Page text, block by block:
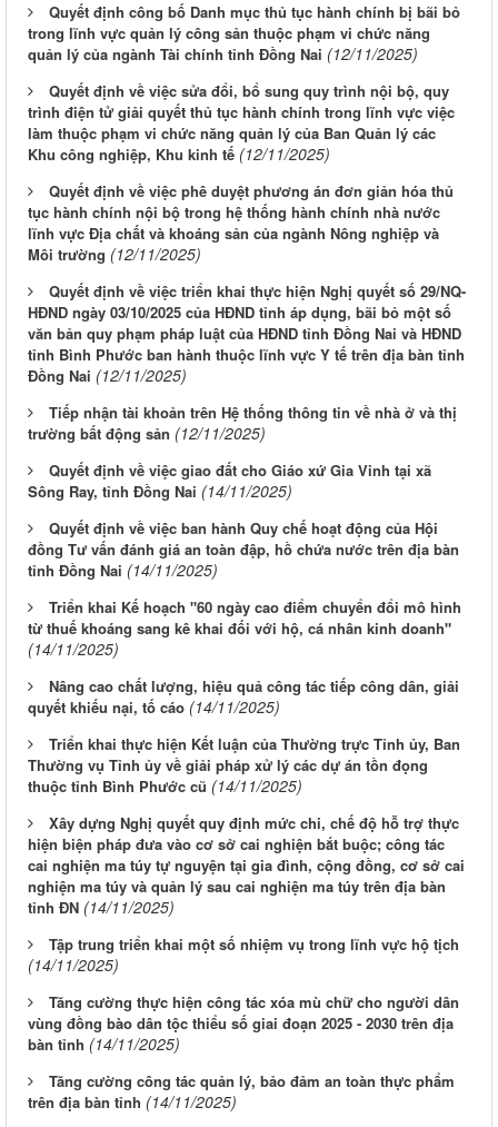
Quyết định công bố Danh mục thủ tục hành chính bị bãi bỏ
trong lĩnh vực quản lý công sản thuộc phạm vi chức năng
quản lý của ngành Tài chính tỉnh Đồng Nai (12/11/2025)
Quyết định về việc sửa đổi, bổ sung quy trình nội bộ, quy
trình điện tử giải quyết thủ tục hành chính trong lĩnh vực việc
làm thuộc phạm vi chức năng quản lý của Ban Quản lý các
Khu công nghiệp, Khu kinh tế (12/11/2025)
Quyết định về việc phê duyệt phương án đơn giản hóa thủ
tục hành chính nội bộ trong hệ thống hành chính nhà nước
lĩnh vực Địa chất và khoáng sản của ngành Nông nghiệp và
Môi trường (12/11/2025)
Quyết định về việc triển khai thực hiện Nghị quyết số 29/NQ-
HĐND ngày 03/10/2025 của HĐND tỉnh áp dụng, bãi bỏ một số
văn bản quy phạm pháp luật của HĐND tỉnh Đồng Nai và HĐND
tỉnh Bình Phước ban hành thuộc lĩnh vực Y tế trên địa bàn tỉnh
Đồng Nai (12/11/2025)
Tiếp nhận tài khoản trên Hệ thống thông tin về nhà ở và thị
trường bất động sản (12/11/2025)
Quyết định về việc giao đất cho Giáo xứ Gia Vinh tại xã
Sông Ray, tỉnh Đồng Nai (14/11/2025)
Quyết định về việc ban hành Quy chế hoạt động của Hội
đồng Tư vấn đánh giá an toàn đập, hồ chứa nước trên địa bàn
tỉnh Đồng Nai (14/11/2025)
Triển khai Kế hoạch "60 ngày cao điểm chuyển đổi mô hình
từ thuế khoáng sang kê khai đối với hộ, cá nhân kinh doanh"
(14/11/2025)
Nâng cao chất lượng, hiệu quả công tác tiếp công dân, giải
quyết khiếu nại, tố cáo (14/11/2025)
Triển khai thực hiện Kết luận của Thường trực Tỉnh ủy, Ban
Thường vụ Tỉnh ủy về giải pháp xử lý các dự án tồn đọng
thuộc tỉnh Bình Phước cũ (14/11/2025)
Xây dựng Nghị quyết quy định mức chi, chế độ hỗ trợ thực
hiện biện pháp đưa vào cơ sở cai nghiện bắt buộc; công tác
cai nghiện ma túy tự nguyện tại gia đình, cộng đồng, cơ sở cai
nghiện ma túy và quản lý sau cai nghiện ma túy trên địa bàn
tỉnh ĐN (14/11/2025)
Tập trung triển khai một số nhiệm vụ trong lĩnh vực hộ tịch
(14/11/2025)
Tăng cường thực hiện công tác xóa mù chữ cho người dân
vùng đồng bào dân tộc thiểu số giai đoạn 2025 - 2030 trên địa
bàn tỉnh (14/11/2025)
Tăng cường công tác quản lý, bảo đảm an toàn thực phẩm
trên địa bàn tỉnh (14/11/2025)